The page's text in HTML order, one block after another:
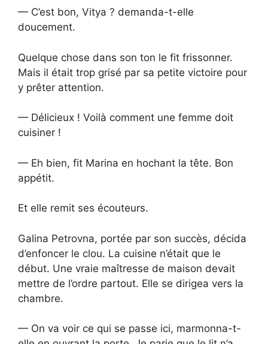
— C’est bon, Vitya ? demanda-t-elle
doucement.
Quelque chose dans son ton le fit frissonner.
Mais il était trop grisé par sa petite victoire pour
y prêter attention.
— Délicieux ! Voilà comment une femme doit
cuisiner !
— Eh bien, fit Marina en hochant la tête. Bon
appétit.
Et elle remit ses écouteurs.
Galina Petrovna, portée par son succès, décida
d’enfoncer le clou. La cuisine n’était que le
début. Une vraie maîtresse de maison devait
mettre de l’ordre partout. Elle se dirigea vers la
chambre.
— On va voir ce qui se passe ici, marmonna-t-